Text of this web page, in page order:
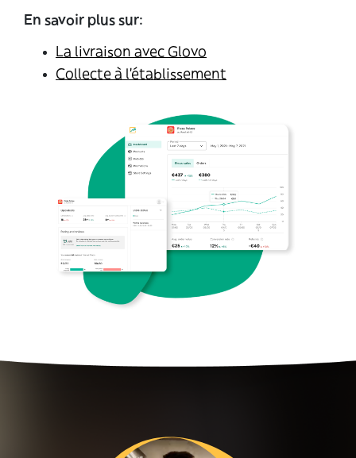
En savoir plus sur:
La livraison avec Glovo
Collecte à l’établissement